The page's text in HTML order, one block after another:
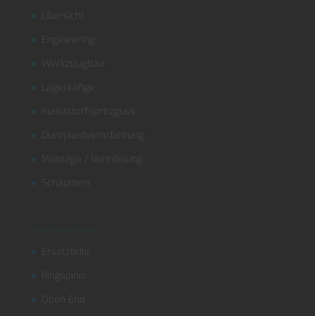
Übersicht
Engineering
Werkzeugbau
Lagerkäfige
Kunststoffspritzguss
Duroplastverarbeitung
Montage / Veredelung
Schäumen
Ersatzteile
Ringspinn
Open End